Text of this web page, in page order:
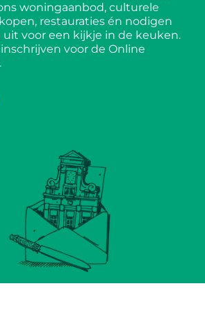
woningaanbod, culturele
restauraties én nodigen
voor een kijkje in de keuken.
voor de Online